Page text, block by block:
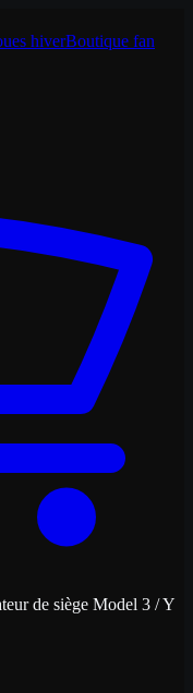
hiverBoutique fan
de siège Model 3 / Y